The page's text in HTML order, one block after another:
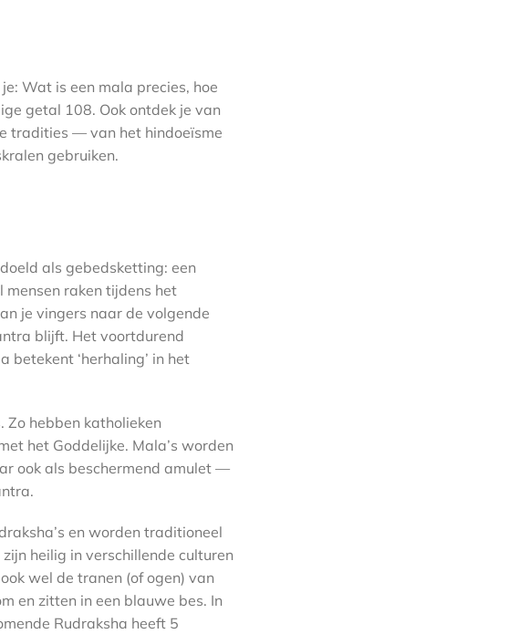
Wat is een mala precies, hoe
getal 108. Ook ontdek je van
tradities — van het hindoeïsme
gebruiken.
als gebedsketting: een
raken tijdens het
je vingers naar de volgende
blijft. Het voortdurend
‘herhaling’ in het
hebben katholieken
het Goddelijke. Mala’s worden
ook als beschermend amulet —
en worden traditioneel
heilig in verschillende culturen
wel de tranen (of ogen) van
en zitten in een blauwe bes. In
Rudraksha heeft 5